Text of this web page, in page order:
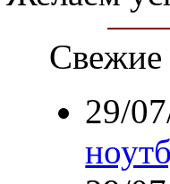
Свежие
29/